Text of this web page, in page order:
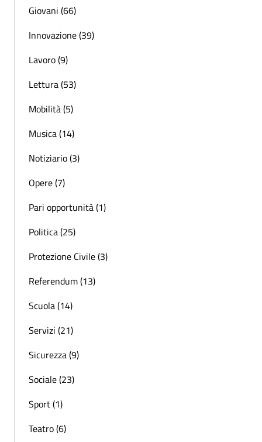
Giovani (66)
Innovazione (39)
Lavoro (9)
Lettura (53)
Mobilità (5)
Musica (14)
Notiziario (3)
Opere (7)
Pari opportunità (1)
Politica (25)
Protezione Civile (3)
Referendum (13)
Scuola (14)
Servizi (21)
Sicurezza (9)
Sociale (23)
Sport (1)
Teatro (6)